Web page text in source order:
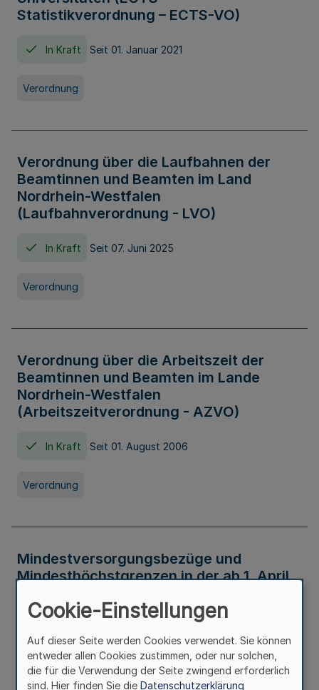
Statistikverordnung – ECTS-VO)
In Kraft Seit 01. Januar 2021
Verordnung
Verordnung über die Laufbahnen der
Beamtinnen und Beamten im Land
Nordrhein-Westfalen
(Laufbahnverordnung - LVO)
In Kraft Seit 07. Juni 2025
Verordnung
Verordnung über die Arbeitszeit der
Beamtinnen und Beamten im Lande
Nordrhein-Westfalen
(Arbeitszeitverordnung - AZVO)
In Kraft Seit 01. August 2006
Verordnung
Mindestversorgungsbezüge und
Mindesthöchstgrenzen in der ab 1. April
Verwaltungsvorschrift
Cookie-Einstellungen
Auf dieser Seite werden Cookies verwendet. Sie können
entweder allen Cookies zustimmen, oder nur solchen,
die für die Verwendung der Seite zwingend erforderlich
sind. Hier finden Sie die Datenschutzerklärung